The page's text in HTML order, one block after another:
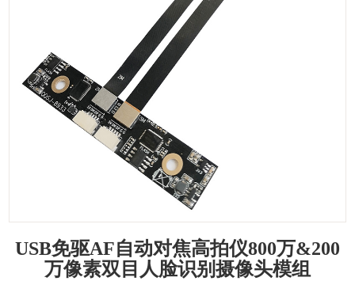
USB免驱AF自动对焦高拍仪800万&200
万像素双目人脸识别摄像头模组